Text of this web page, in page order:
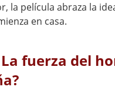
la película abraza la
en casa.
La fuerza del